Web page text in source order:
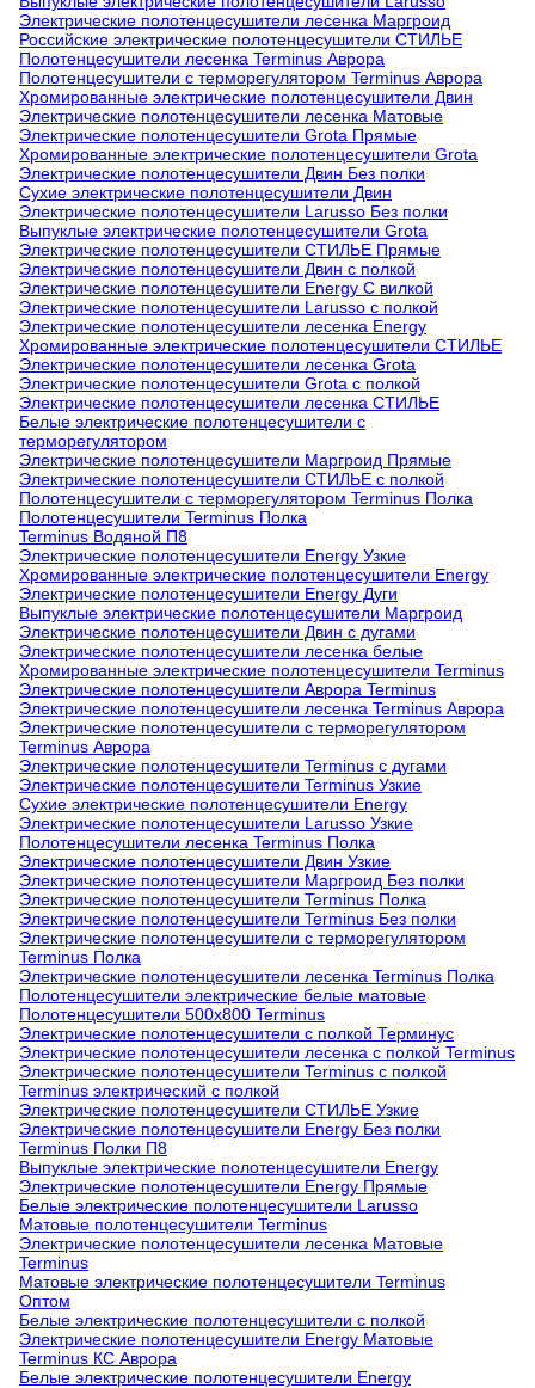
Электрические полотенцесушители лесенка Маргроид
Российские электрические полотенцесушители СТИЛЬЕ
Полотенцесушители лесенка Terminus Аврора
Полотенцесушители с терморегулятором Terminus Аврора
Хромированные электрические полотенцесушители Двин
Электрические полотенцесушители лесенка Матовые
Электрические полотенцесушители Grota Прямые
Хромированные электрические полотенцесушители Grota
Электрические полотенцесушители Двин Без полки
Сухие электрические полотенцесушители Двин
Электрические полотенцесушители Larusso Без полки
Выпуклые электрические полотенцесушители Grota
Электрические полотенцесушители СТИЛЬЕ Прямые
Электрические полотенцесушители Двин с полкой
Электрические полотенцесушители Energy С вилкой
Электрические полотенцесушители Larusso с полкой
Электрические полотенцесушители лесенка Energy
Хромированные электрические полотенцесушители СТИЛЬЕ
Электрические полотенцесушители лесенка Grota
Электрические полотенцесушители Grota с полкой
Электрические полотенцесушители лесенка СТИЛЬЕ
Белые электрические полотенцесушители с
терморегулятором
Электрические полотенцесушители Маргроид Прямые
Электрические полотенцесушители СТИЛЬЕ с полкой
Полотенцесушители с терморегулятором Terminus Полка
Полотенцесушители Terminus Полка
Terminus Водяной П8
Электрические полотенцесушители Energy Узкие
Хромированные электрические полотенцесушители Energy
Электрические полотенцесушители Energy Дуги
Выпуклые электрические полотенцесушители Маргроид
Электрические полотенцесушители Двин с дугами
Электрические полотенцесушители лесенка белые
Хромированные электрические полотенцесушители Terminus
Электрические полотенцесушители Аврора Terminus
Электрические полотенцесушители лесенка Terminus Аврора
Электрические полотенцесушители с терморегулятором
Terminus Аврора
Электрические полотенцесушители Terminus с дугами
Электрические полотенцесушители Terminus Узкие
Сухие электрические полотенцесушители Energy
Электрические полотенцесушители Larusso Узкие
Полотенцесушители лесенка Terminus Полка
Электрические полотенцесушители Двин Узкие
Электрические полотенцесушители Маргроид Без полки
Электрические полотенцесушители Terminus Полка
Электрические полотенцесушители Terminus Без полки
Электрические полотенцесушители с терморегулятором
Terminus Полка
Электрические полотенцесушители лесенка Terminus Полка
Полотенцесушители электрические белые матовые
Полотенцесушители 500х800 Terminus
Электрические полотенцесушители с полкой Терминус
Электрические полотенцесушители лесенка с полкой Terminus
Электрические полотенцесушители Terminus с полкой
Terminus электрический с полкой
Электрические полотенцесушители СТИЛЬЕ Узкие
Электрические полотенцесушители Energy Без полки
Terminus Полки П8
Выпуклые электрические полотенцесушители Energy
Электрические полотенцесушители Energy Прямые
Белые электрические полотенцесушители Larusso
Матовые полотенцесушители Terminus
Электрические полотенцесушители лесенка Матовые
Terminus
Матовые электрические полотенцесушители Terminus
Оптом
Белые электрические полотенцесушители с полкой
Электрические полотенцесушители Energy Матовые
Terminus КС Аврора
Белые электрические полотенцесушители Energy